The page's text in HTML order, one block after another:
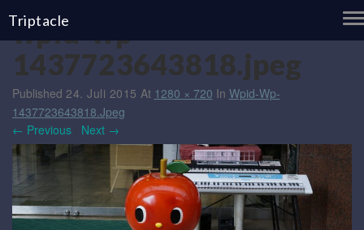
Triptacle
wpid-wp-
1437723643818.jpeg
Published 24. Juli 2015 At 1280 × 720 In Wpid-Wp-
1437723643818.jpeg
← Previous
Next →